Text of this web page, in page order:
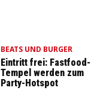
BEATS UND BURGER
Eintritt frei: Fastfood-
Tempel werden zum
Party-Hotspot